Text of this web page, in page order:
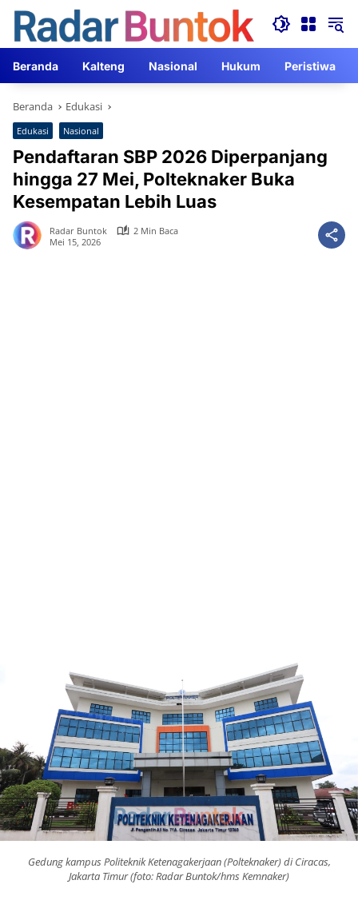
Langsung
konten
Beranda Kalteng Nasional Hukum Peristiwa
Beranda Edukasi
Edukasi Nasional
Pendaftaran SBP 2026 Diperpanjang
hingga 27 Mei, Polteknaker Buka
Kesempatan Lebih Luas
Radar Buntok
2 Min Baca
Mei 15, 2026
Gedung kampus Politeknik Ketenagakerjaan (Polteknaker) di Ciracas,
Jakarta Timur (foto: Radar Buntok/hms Kemnaker)